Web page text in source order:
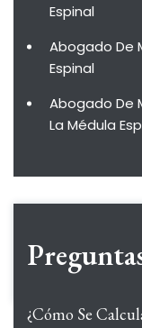
Espinal
Abogado De
Espinal
Abogado De
La Médula
¿Cómo Se